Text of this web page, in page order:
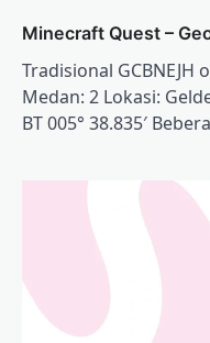
Minecraft Quest –
Tradisional GCBNEJH
Medan: 2 Lokasi:
BT 005° 38.835′